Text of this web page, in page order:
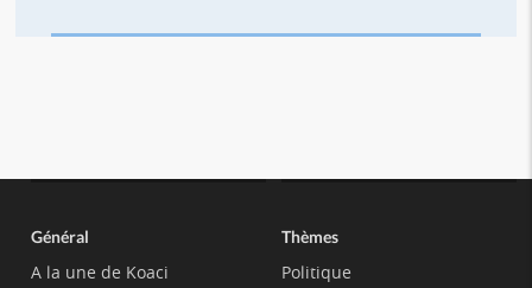
Général
A la une de Koaci
Thèmes
Politique